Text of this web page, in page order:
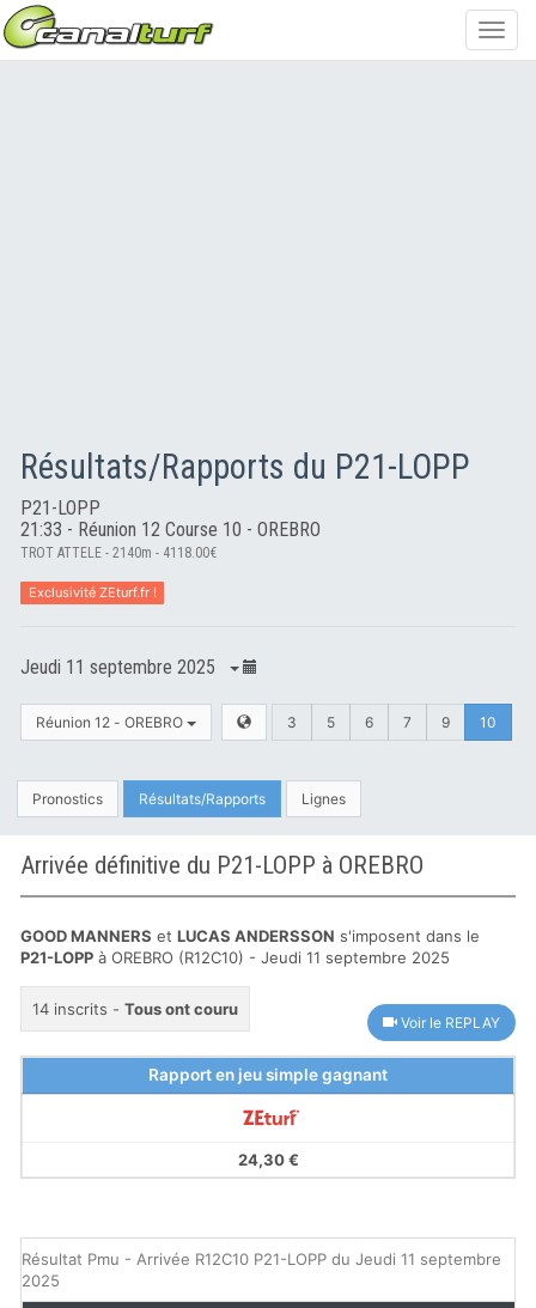
Résultats/Rapports du P21-LOPP
P21-LOPP
21:33 - Réunion 12 Course 10 - OREBRO
TROT ATTELE - 2140m - 4118.00€
Exclusivité ZEturf.fr !
Jeudi 11 septembre 2025
Réunion 12 - OREBRO 3 5 6 7 9 10
Pronostics Résultats/Rapports Lignes
Arrivée définitive du P21-LOPP à OREBRO
GOOD MANNERS et LUCAS ANDERSSON s'imposent dans le
P21-LOPP à OREBRO (R12C10) - Jeudi 11 septembre 2025
14 inscrits - Tous ont couru
Voir le REPLAY
Rapport en jeu simple gagnant
24,30 €
Résultat Pmu - Arrivée R12C10 P21-LOPP du Jeudi 11 septembre
2025